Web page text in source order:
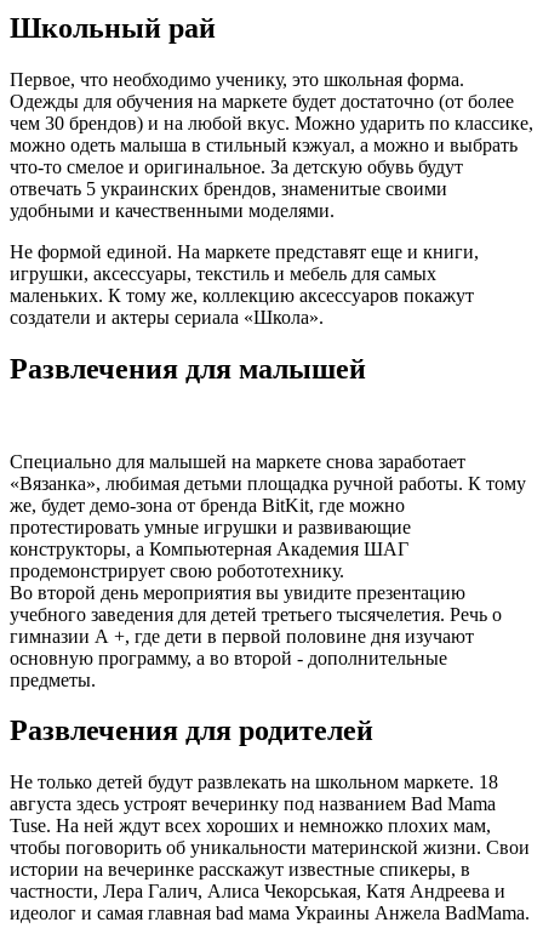
Школьный рай
Первое, что необходимо ученику, это школьная форма.
Одежды для обучения на маркете будет достаточно (от более
чем 30 брендов) и на любой вкус. Можно ударить по классике,
можно одеть малыша в стильный кэжуал, а можно и выбрать
что-то смелое и оригинальное. За детскую обувь будут
отвечать 5 украинских брендов, знаменитые своими
удобными и качественными моделями.
Не формой единой. На маркете представят еще и книги,
игрушки, аксессуары, текстиль и мебель для самых
маленьких. К тому же, коллекцию аксессуаров покажут
создатели и актеры сериала «Школа».
Развлечения для малышей
Специально для малышей на маркете снова заработает
«Вязанка», любимая детьми площадка ручной работы. К тому
же, будет демо-зона от бренда BitKit, где можно
протестировать умные игрушки и развивающие
конструкторы, а Компьютерная Академия ШАГ
продемонстрирует свою робототехнику.
Во второй день мероприятия вы увидите презентацию
учебного заведения для детей третьего тысячелетия. Речь о
гимназии А +, где дети в первой половине дня изучают
основную программу, а во второй - дополнительные
предметы.
Развлечения для родителей
Не только детей будут развлекать на школьном маркете. 18
августа здесь устроят вечеринку под названием Bad Mama
Tuse. На ней ждут всех хороших и немножко плохих мам,
чтобы поговорить об уникальности материнской жизни. Свои
истории на вечеринке расскажут известные спикеры, в
частности, Лера Галич, Алиса Чекорськая, Катя Андреева и
идеолог и самая главная bad мама Украины Анжела BadMama.